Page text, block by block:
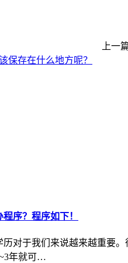
上一
保存在什么地方呢？
序？程序如下！
历对于我们来说越来越重要
年就可…